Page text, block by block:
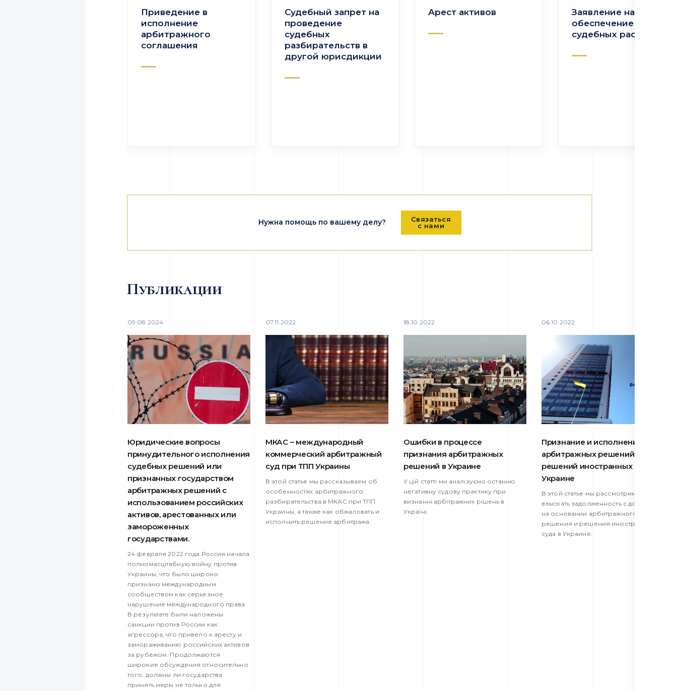
Приведение в
исполнение
арбитражного
соглашения
Судебный запрет на
проведение
судебных
разбирательств в
другой юрисдикции
Арест активов
Заявление на
обеспечение
судебных расходов
Нужна помощь по вашему делу?
Связаться
с нами
Публикации
09.08.2024
Юридические вопросы
принудительного исполнения
судебных решений или
признанных государством
арбитражных решений с
использованием российских
активов, арестованных или
замороженных
государствами.
24 февраля 2022 года Россия начала
полномасштабную войну против
Украины, что было широко
признано международным
сообществом как серьезное
нарушение международного права.
В результате были наложены
санкции против России как
агрессора, что привело к аресту и
замораживанию российских активов
за рубежом. Продолжаются
широкие обсуждения относительно
того, должны ли государства
принять меры не только для
07.11.2022
МКАС – международный
коммерческий арбитражный
суд при ТПП Украины
В этой статье мы рассказываем об
особенностях арбитражного
разбирательства в МКАС при ТПП
Украины, а также как обжаловать и
исполнить решение арбитража.
18.10.2022
Ошибки в процессе
признания арбитражных
решений в Украине
У цій статті ми аналізуємо останню
негативну судову практику при
визнанні арбітражних рішень в
Україні.
06.10.2022
Признание и исполнение
арбитражных решений и
решений иностранных судов в
Украине
В этой статье мы рассмотрим, как
взыскать задолженность с должника
на основании арбитражного
решения и решения иностранного
суда в Украине.